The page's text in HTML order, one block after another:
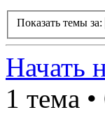
Показать темы за:
Начать
1 тема